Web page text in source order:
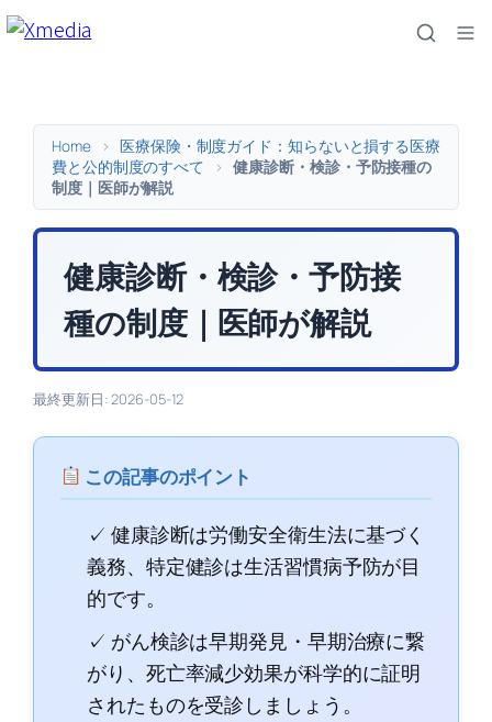
内
Home >
医療保険・制度ガイド：知らないと損する医療
費と公的制度のすべて
>
健康診断・検診・予防接種の
制度｜医師が解説
健康診断・検診・予防接
種の制度｜医師が解説
最終更新日: 2026-05-12
この記事のポイント
✓ 健康診断は労働安全衛生法に基づく
義務、特定健診は生活習慣病予防が目
的です。
✓ がん検診は早期発見・早期治療に繋
がり、死亡率減少効果が科学的に証明
されたものを受診しましょう。